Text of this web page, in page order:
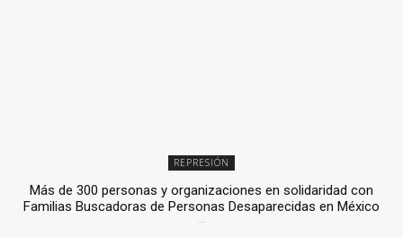
REPRESIÓN
Más de 300 personas y organizaciones en solidaridad con
Familias Buscadoras de Personas Desaparecidas en México